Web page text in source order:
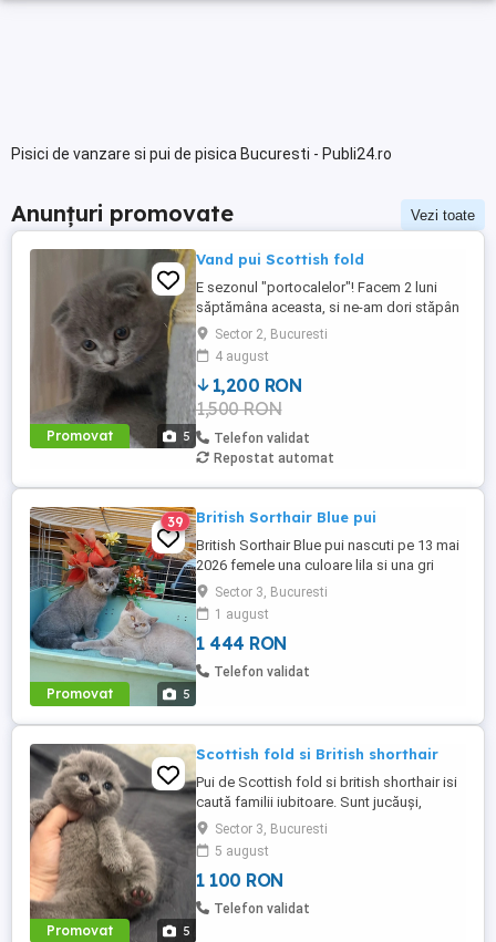
Pisici de vanzare si pui de pisica Bucuresti - Publi24.ro
Anunțuri promovate Vezi toate
Promovat 5
Vand pui Scottish fold
E sezonul "portocalelor"! Facem 2 luni
săptămâna aceasta, si ne-am dori stăpân
iubitor de feline drăgălașe. Inca sugem de
la mămica, insă ne place deja mancarea
umeda, pateul si boabele uscate, toate
pentru juniori si de calitate. Suntem
educati si ne facem nevoile la litieră. Avem
carnet de sanatate, ...
Sector 2, Bucuresti
4 august
1,200 RON
1,500 RON
Telefon validat
Repostat automat
Promovat 5
39 British Sorthair Blue pui
British Sorthair Blue pui nascuti pe 13 mai
2026 femele una culoare lila si una gri
standard cu carnete de sanatate cu primul
vaccin si deparazitari la zi detalii pe Oatap
sau la tel.
Sector 3, Bucuresti
1 august
1 444 RON
Telefon validat
Promovat 5
Scottish fold si British shorthair
Pui de Scottish fold si british shorthair isi
caută familii iubitoare. Sunt jucăuși,
învățați cu litiera, mananca hrana umeda si
uscată. Provin din părinți superbi, cu un
temperament echilibrat , se pot vedea la
locație . Data nasterii : 26.06.2026 preț
1100 lei tel.
Sector 3, Bucuresti
5 august
1 100 RON
Telefon validat